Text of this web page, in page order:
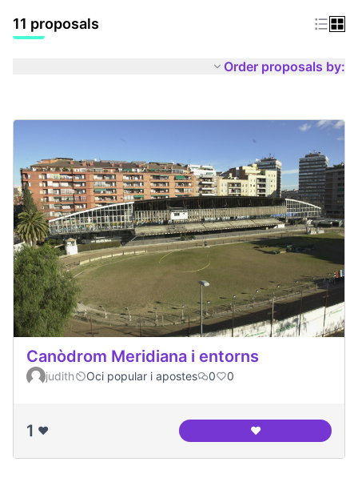
11 proposals
Order proposals by:
Canòdrom Meridiana i entorns
judith Oci popular i apostes 0 0
1 ❤️ ❤️Canòdrom